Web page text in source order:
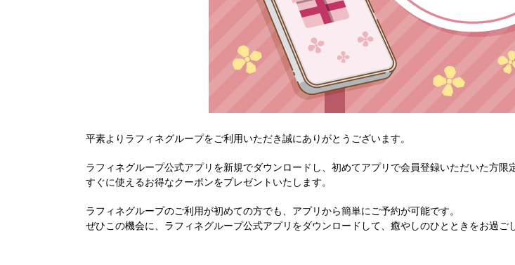
平素よりラフィネグループをご利用いただき誠にありがとうございます。
ラフィネグループ公式アプリを新規でダウンロードし、初めてアプリで会員登録いただいた方限
すぐに使えるお得なクーポンをプレゼントいたします。
ラフィネグループのご利用が初めての方でも、アプリから簡単にご予約が可能です。
ぜひこの機会に、ラフィネグループ公式アプリをダウンロードして、癒やしのひとときをお過ご